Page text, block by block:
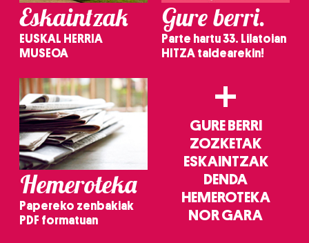
Eskaintzak
EUSKAL HERRIA
MUSEOA
Gure berri.
Parte hartu 33. Lilatoian
HITZA taldearekin!
Hemeroteka
Papereko zenbakiak
PDF formatuan
+
GURE BERRI
ZOZKETAK
ESKAINTZAK
DENDA
HEMEROTEKA
NOR GARA